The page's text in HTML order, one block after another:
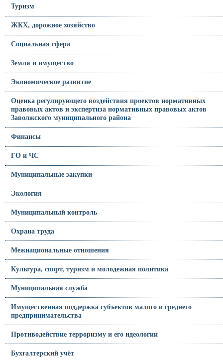
Туризм
ЖКХ, дорожное хозяйство
Социальная сфера
Земля и имущество
Экономическое развитие
Оценка регулирующего воздействия проектов нормативных
правовых актов и экспертиза нормативных правовых актов
Заволжского муниципального района
Финансы
ГО и ЧС
Муниципальные закупки
Экология
Муниципальный контроль
Охрана труда
Межнациональные отношения
Культура, спорт, туризм и молодежная политика
Муниципальная служба
Имущественная поддержка субъектов малого и среднего
предпринимательства
Противодействие терроризму и его идеологии
Бухгалтерский учёт